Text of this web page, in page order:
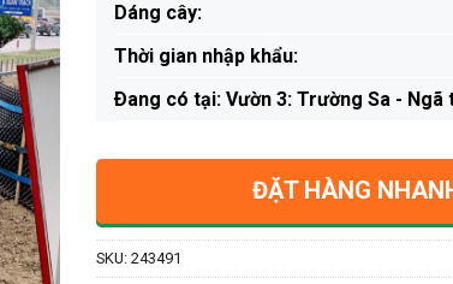
Dáng cây:
Thời gian nhập khẩu:
Ðang có tại: Vườn 3: Trường Sa - Ngã
ĐẶT HÀNG
SKU: 243491